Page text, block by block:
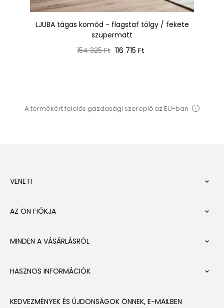
LJUBA tágas komód - flagstaf tölgy / fekete
szupermatt
Normál
154 325 Ft Ár
116 715 Ft
A termékért felelős gazdasági szereplő az EU-ban
VENETI 
AZ ÖN FIÓKJA 
MINDEN A VÁSÁRLÁSRÓL 
HASZNOS INFORMÁCIÓK 
KEDVEZMÉNYEK ÉS ÚJDONSÁGOK ÖNNEK, E-MAILBEN